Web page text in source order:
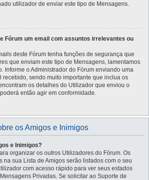
utilizador de enviar este tipo de Mensagens.
Fórum um email com assuntos irrelevantes ou
deste Fórum tenha funções de segurança que
que enviam este tipo de Mensagens, lamentamos
Informe o Administrador do Fórum enviando uma
recebido, sendo muito importante que inclua os
os detalhes do Utilizador que enviou o
então agir em conformidade.
os Amigos e Inimigos
e Inimigos?
organizar os outros Utilizadores do Fórum. Os
na sua Lista de Amigos serão listados com o seu
com acesso rápido para ver seus estados
Privadas. Se solicitar ao Suporte de